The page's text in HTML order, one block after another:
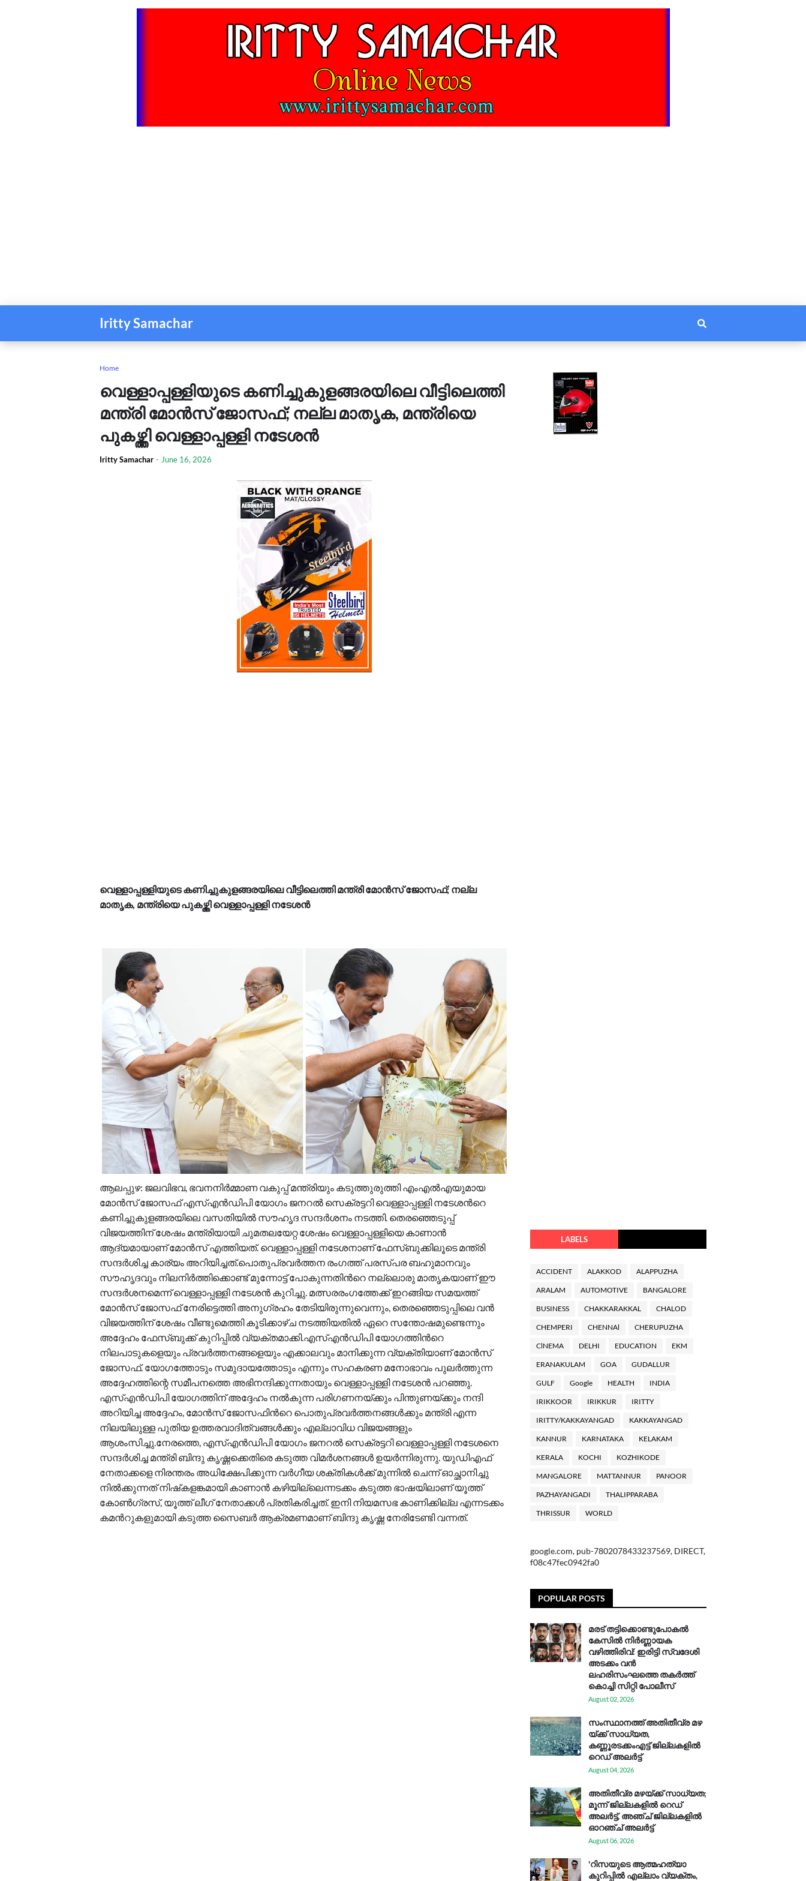
Iritty Samachar
Home
വെള്ളാപ്പള്ളിയുടെ കണിച്ചുകുളങ്ങരയിലെ വീട്ടിലെത്തി
മന്ത്രി മോൻസ് ജോസഫ്; നല്ല മാതൃക, മന്ത്രിയെ
പുകഴ്ത്തി വെള്ളാപ്പള്ളി നടേശൻ
Iritty Samachar - June 16, 2026
വെള്ളാപ്പള്ളിയുടെ കണിച്ചുകുളങ്ങരയിലെ വീട്ടിലെത്തി മന്ത്രി മോൻസ് ജോസഫ്; നല്ല
മാതൃക, മന്ത്രിയെ പുകഴ്ത്തി വെള്ളാപ്പള്ളി നടേശൻ
ആലപ്പുഴ: ജലവിഭവ, ഭവനനിർമ്മാണ വകുപ്പ് മന്ത്രിയും കടുത്തുരുത്തി എംഎൽഎയുമായ
മോൻസ് ജോസഫ് എസ്എൻഡിപി യോഗം ജനറൽ സെക്രട്ടറി വെള്ളാപ്പള്ളി നടേശന്‍റെ
കണിച്ചുകുളങ്ങരയിലെ വസതിയിൽ സൗഹൃദ സന്ദർശനം നടത്തി. തെരഞ്ഞെടുപ്പ്
വിജയത്തിന് ശേഷം മന്ത്രിയായി ചുമതലയേറ്റ ശേഷം വെള്ളാപ്പള്ളിയെ കാണാൻ
ആദ്യമായാണ് മോൻസ് എത്തിയത്. വെള്ളാപ്പള്ളി നടേശനാണ് ഫേസ്ബുക്കിലൂടെ മന്ത്രി
സന്ദര്‍ശിച്ച കാര്യം അറിയിച്ചത്.പൊതുപ്രവർത്തന രംഗത്ത് പരസ്പര ബഹുമാനവും
സൗഹൃദവും നിലനിർത്തിക്കൊണ്ട് മുന്നോട്ട് പോകുന്നതിന്‍റെ നല്ലൊരു മാതൃകയാണ് ഈ
സന്ദർശനമെന്ന് വെള്ളാപ്പള്ളി നടേശൻ കുറിച്ചു. മത്സരരംഗത്തേക്ക് ഇറങ്ങിയ സമയത്ത്
മോൻസ് ജോസഫ് നേരിട്ടെത്തി അനുഗ്രഹം തേടിയിരുന്നുവെന്നും, തെരഞ്ഞെടുപ്പിലെ വൻ
വിജയത്തിന് ശേഷം വീണ്ടുമെത്തി കൂടിക്കാഴ്ച നടത്തിയതിൽ ഏറെ സന്തോഷമുണ്ടെന്നും
അദ്ദേഹം ഫേസ്ബുക്ക് കുറിപ്പിൽ വ്യക്തമാക്കി.എസ്എൻഡിപി യോഗത്തിന്‍റെ
നിലപാടുകളെയും പ്രവർത്തനങ്ങളെയും എക്കാലവും മാനിക്കുന്ന വ്യക്തിയാണ് മോൻസ്
ജോസഫ്. യോഗത്തോടും സമുദായത്തോടും എന്നും സഹകരണ മനോഭാവം പുലർത്തുന്ന
അദ്ദേഹത്തിന്റെ സമീപനത്തെ അഭിനന്ദിക്കുന്നതായും വെള്ളാപ്പള്ളി നടേശൻ പറഞ്ഞു.
എസ്എൻഡിപി യോഗത്തിന് അദ്ദേഹം നൽകുന്ന പരിഗണനയ്ക്കും പിന്തുണയ്ക്കും നന്ദി
അറിയിച്ച അദ്ദേഹം, മോൻസ് ജോസഫിന്‍റെ പൊതുപ്രവർത്തനങ്ങൾക്കും മന്ത്രി എന്ന
നിലയിലുള്ള പുതിയ ഉത്തരവാദിത്വങ്ങൾക്കും എല്ലാവിധ വിജയങ്ങളും
ആശംസിച്ചു.നേരത്തെ, എസ്എൻഡിപി യോഗം ജനറൽ സെക്രട്ടറി വെള്ളാപ്പള്ളി നടേശനെ
സന്ദർശിച്ച മന്ത്രി ബിന്ദു കൃഷ്ണക്കെതിരെ കടുത്ത വിമര്‍ശനങ്ങൾ ഉയര്‍ന്നിരുന്നു. യുഡിഎഫ്
നേതാക്കളെ നിരന്തരം അധിക്ഷേപിക്കുന്ന വർഗീയ ശക്തികൾക്ക് മുന്നിൽ ചെന്ന് ഓച്ഛാനിച്ചു
നിൽക്കുന്നത് നിഷ്‌കളങ്കമായി കാണാൻ കഴിയില്ലെന്നടക്കം കടുത്ത ഭാഷയിലാണ് യൂത്ത്
കോൺഗ്രസ്, യൂത്ത് ലീഗ് നേതാക്കൾ പ്രതികരിച്ചത്. ഇനി നിയമസഭ കാണിക്കില്ല എന്നടക്കം
കമന്‍റുകളുമായി കടുത്ത സൈബർ ആക്രമണമാണ് ബിന്ദു കൃഷ്ണ നേരിടേണ്ടി വന്നത്.
LABELS
ACCIDENT ALAKKOD ALAPPUZHA
ARALAM AUTOMOTIVE BANGALORE
BUSINESS CHAKKARAKKAL CHALOD
CHEMPERI CHENNAl CHERUPUZHA
ClNEMA DELHI EDUCATION EKM
ERANAKULAM GOA GUDALLUR
GULF Google HEALTH INDIA
IRIKKOOR IRIKKUR IRITTY
IRITTY/KAKKAYANGAD KAKKAYANGAD
KANNUR KARNATAKA KELAKAM
KERALA KOCHI KOZHIKODE
MANGALORE MATTANNUR PANOOR
PAZHAYANGADI THALIPPARABA
THRISSUR WORLD
google.com, pub-7802078433237569, DIRECT,
f08c47fec0942fa0
POPULAR POSTS
മരട് തട്ടിക്കൊണ്ടുപോകൽ
കേസിൽ നിർണ്ണായക
വഴിത്തിരിവ്: ഇരിട്ടി സ്വദേശി
അടക്കം വൻ
ലഹരിസംഘത്തെ തകർത്ത്
കൊച്ചി സിറ്റി പോലീസ്
August 02, 2026
സം​സ്ഥാ​ന​ത്ത് അ​തി​തീ​വ്ര മ​ഴ​
യ്ക്ക് സാ​ധ്യ​ത,
കണ്ണൂരടക്കംഎ​ട്ട് ജി​ല്ല​ക​ളി​ൽ
റെ​ഡ് അ​ലർ​ട്ട്
August 04, 2026
അതിതീവ്ര മഴയ്ക്ക് സാധ്യത;
മൂന്ന് ജില്ലകളിൽ റെഡ്
അലർട്ട്, അഞ്ച് ജില്ലകളിൽ
ഓറഞ്ച് അലർട്ട്
August 06, 2026
'റിസയുടെ ആത്മഹത്യാ
കുറിപ്പിൽ എല്ലാം വ്യക്തം,